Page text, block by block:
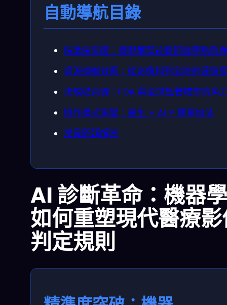
自動導航目錄
精準度突破：機器學習診斷的臨界點效
資源蝴蝶效應：從影像科到全院的連鎖
法規縫合線：FDA 與全球監管框架的角
協作模式演變：醫生 + AI ≠ 簡單加法
常見問題解答
AI 診斷革命：機器
如何重塑現代醫療
判定規則